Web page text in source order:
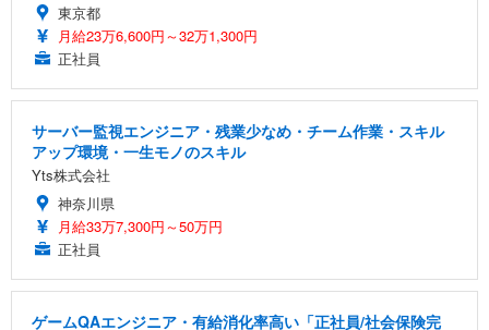
東京都
月給23万6,600円～32万1,300円
正社員
サーバー監視エンジニア・残業少なめ・チーム作業・スキル
アップ環境・一生モノのスキル
Yts株式会社
神奈川県
月給33万7,300円～50万円
正社員
ゲームQAエンジニア・有給消化率高い「正社員/社会保険完